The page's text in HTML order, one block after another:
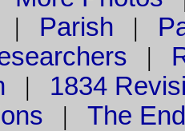
Parish |
|
| 1834
| The End